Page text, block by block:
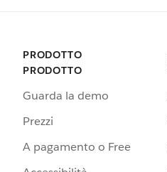
PRODOTTO
PRODOTTO
Guarda la demo
Prezzi
A pagamento o Free